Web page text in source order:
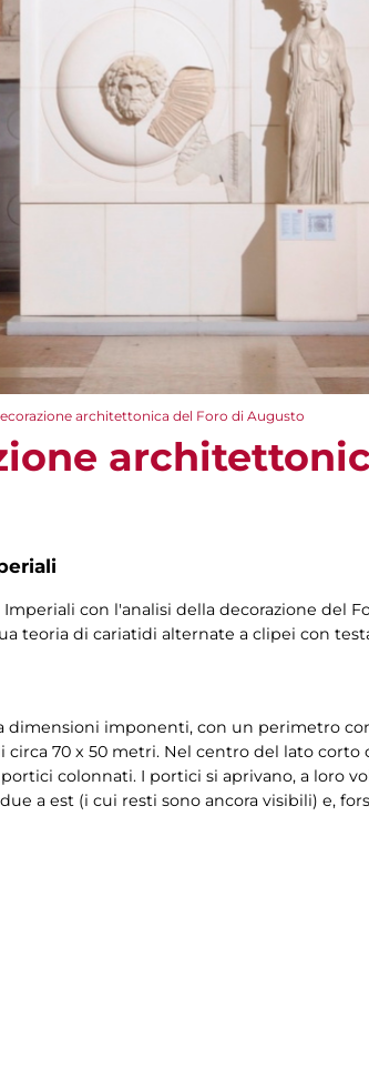
architettonica del Foro di Augusto
con l'analisi della decorazione del
teoria di cariatidi alternate a clipei con
dimensioni imponenti, con un perimetro
70 x 50 metri. Nel centro del lato
colonnati. I portici si aprivano, a loro
a est (i cui resti sono ancora visibili) e,